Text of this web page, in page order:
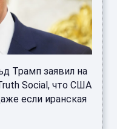
Трамп заявил на
Social, что США
если иранская